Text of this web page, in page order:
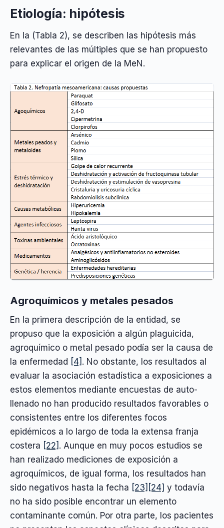
Etiología: hipótesis
En la (Tabla 2), se describen las hipótesis más
relevantes de las múltiples que se han propuesto
para explicar el origen de la MeN.
Agroquímicos y metales pesados
En la primera descripción de la entidad, se
propuso que la exposición a algún plaguicida,
agroquímico o metal pesado podía ser la causa de
la enfermedad [4] . No obstante, los resultados al
evaluar la asociación estadística a exposiciones a
estos elementos mediante encuestas de auto-
llenado no han producido resultados favorables o
consistentes entre los diferentes focos
epidémicos a lo largo de toda la extensa franja
costera [22] . Aunque en muy pocos estudios se
han realizado mediciones de exposición a
agroquímicos, de igual forma, los resultados han
sido negativos hasta la fecha [23] [24] y todavía
no ha sido posible encontrar un elemento
contaminante común. Por otra parte, los pacientes